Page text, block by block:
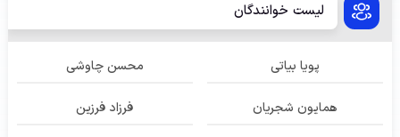
لیست خوانندگان
پویا بیاتی محسن چاوشی
همایون شجریان فرزاد فرزین